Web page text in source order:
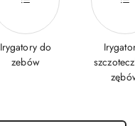
Irygatory do
zebów